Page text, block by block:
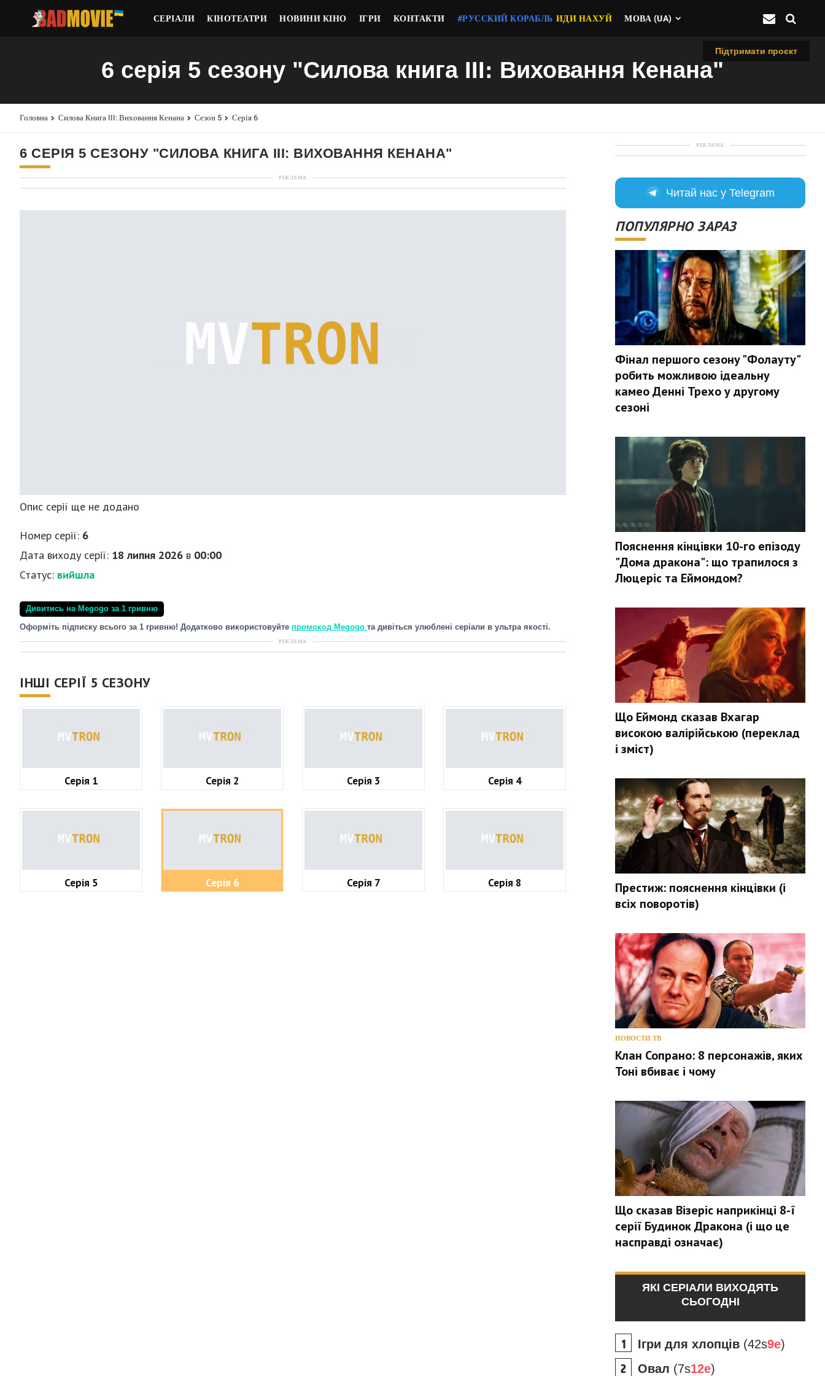
СЕРІАЛИ КІНОТЕАТРИ НОВИНИ КІНО ІГРИ КОНТАКТИ #РУССКИЙ КОРАБЛЬ ИДИ НАХУЙ МОВА (UA)
Підтримати проєкт
6 серія 5 сезону "Силова книга III: Виховання Кенана"
Головна Силова Книга III: Виховання Кенана Сезон 5 Серія 6
6 СЕРІЯ 5 СЕЗОНУ "СИЛОВА КНИГА III: ВИХОВАННЯ КЕНАНА"
РЕКЛАМА
Опис серії ще не додано
Номер серії: 6
Дата виходу серії: 18 липня 2026 в 00:00
Статус: вийшла
Дивитись на Megogo за 1 гривню
Оформіть підписку всього за 1 гривню! Додатково використовуйте промокод Megogo та дивіться улюблені серіали в ультра якості.
РЕКЛАМА
ІНШІ СЕРІЇ 5 СЕЗОНУ
Серія 1 Серія 2 Серія 3 Серія 4
Серія 5 Серія 6 Серія 7 Серія 8
РЕКЛАМА
Читай нас у Telegram
ПОПУЛЯРНО ЗАРАЗ
Фінал першого сезону "Фолауту"
робить можливою ідеальну
камео Денні Трехо у другому
сезоні
Пояснення кінцівки 10-го епізоду
"Дома дракона": що трапилося з
Люцеріс та Еймондом?
Що Еймонд сказав Вхагар
високою валірійською (переклад
і зміст)
Престиж: пояснення кінцівки (і
всіх поворотів)
НОВОСТИ ТВ
Клан Сопрано: 8 персонажів, яких
Тоні вбиває і чому
Що сказав Візеріс наприкінці 8-ї
серії Будинок Дракона (і що це
насправді означає)
ЯКІ СЕРІАЛИ ВИХОДЯТЬ
СЬОГОДНІ
Ігри для хлопців (42s9e)
Овал (7s12e)